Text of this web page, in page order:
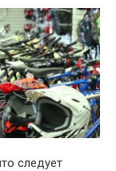
следует